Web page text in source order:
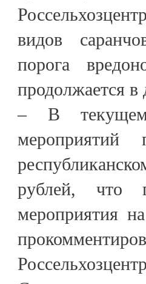
видов
порога
продолжается в
– В текущем
мероприятий
рублей, что
мероприятия